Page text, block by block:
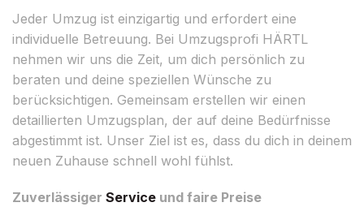
Jeder Umzug ist einzigartig und erfordert eine
individuelle Betreuung. Bei Umzugsprofi HÄRTL
nehmen wir uns die Zeit, um dich persönlich zu
beraten und deine speziellen Wünsche zu
berücksichtigen. Gemeinsam erstellen wir einen
detaillierten Umzugsplan, der auf deine Bedürfnisse
abgestimmt ist. Unser Ziel ist es, dass du dich in deinem
neuen Zuhause schnell wohl fühlst.
Zuverlässiger Service und faire Preise